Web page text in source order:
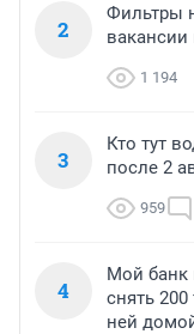
2
Фильтры
1 194
3
Кто тут
после 2
959
4
Мой банк
снять
ней